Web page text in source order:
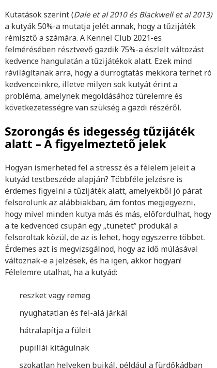
Kutatások szerint (Dale et al 2010 és Blackwell et al 2013)
a kutyák 50%-a mutatja jelét annak, hogy a tűzijáték
rémisztő a számára. A Kennel Club 2021-es
felmérésében résztvevő gazdik 75%-a észlelt változást
kedvence hangulatán a tűzijátékok alatt. Ezek mind
rávilágítanak arra, hogy a durrogtatás mekkora terhet ró
kedvenceinkre, illetve milyen sok kutyát érint a
probléma, amelynek megoldásához türelemre és
következetességre van szükség a gazdi részéről.
Szorongás és idegesség tűzijáték
alatt – A figyelmeztető jelek
Hogyan ismerheted fel a stressz és a félelem jeleit a
kutyád testbeszéde alapján? Többféle jelzésre is
érdemes figyelni a tűzijáték alatt, amelyekből jó párat
felsorolunk az alábbiakban, ám fontos megjegyezni,
hogy mivel minden kutya más és más, előfordulhat, hogy
a te kedvenced csupán egy „tünetet” produkál a
felsoroltak közül, de az is lehet, hogy egyszerre többet.
Érdemes azt is megvizsgálnod, hogy az idő múlásával
változnak-e a jelzések, és ha igen, akkor hogyan!
Félelemre utalhat, ha a kutyád:
reszket vagy remeg
nyughatatlan és fel-alá járkál
hátralapítja a füleit
pupillái kitágulnak
szokatlan helyeken bujkál, például a fürdőkádban